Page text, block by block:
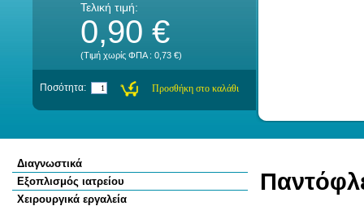
Τελική τιμή:
0,90 €
(Τιμή χωρίς ΦΠΑ : 0,73 €)
Ποσότητα:
Διαγνωστικά
Εξοπλισμός ιατρείου
Χειρουργικά εργαλεία